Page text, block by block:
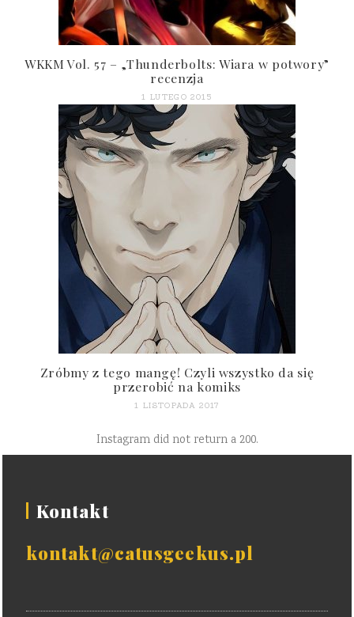
WKKM Vol. 57 – „Thunderbolts: Wiara w potwory”
recenzja
1 LUTEGO 2015
Zróbmy z tego mangę! Czyli wszystko da się
przerobić na komiks
1 LISTOPADA 2017
Instagram did not return a 200.
Kontakt
kontakt@catusgeekus.pl